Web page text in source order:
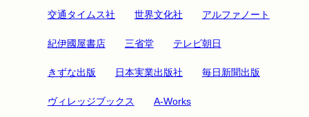
交通タイムス社 世界文化社 アルファノート
紀伊國屋書店 三省堂 テレビ朝日
きずな出版 日本実業出版社 毎日新聞出版
ヴィレッジブックス A-Works